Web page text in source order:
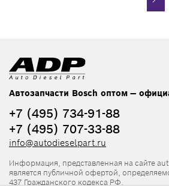
Автозапчасти Bosch оптом —
+7 (495) 734-91-88
+7 (495) 707-33-88
info@autodieselpart.ru
Информация, представленная на сайте
является публичной офертой,
437 Гражданского кодекса РФ.